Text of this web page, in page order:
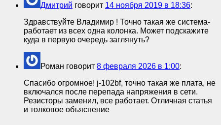
Дмитрий говорит 14 ноября 2019 в 18:36:
Здравствуйте Владимир ! Точно такая же система-
работает из всех одна колонка. Может подскажите
куда в первую очередь заглянуть?
Роман говорит 8 февраля 2026 в 1:00:
Спасибо огромное! j-102bf, точно такая же плата, не
включался после перепада напряжения в сети.
Резисторы заменил, все работает. Отличная статья
и толковое объяснение